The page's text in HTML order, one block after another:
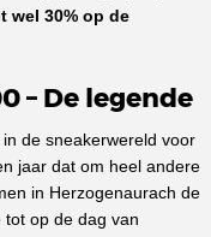
wel 30% op de
– De legende
de sneakerwereld voor
jaar dat om heel andere
in Herzogenaurach de
op de dag van